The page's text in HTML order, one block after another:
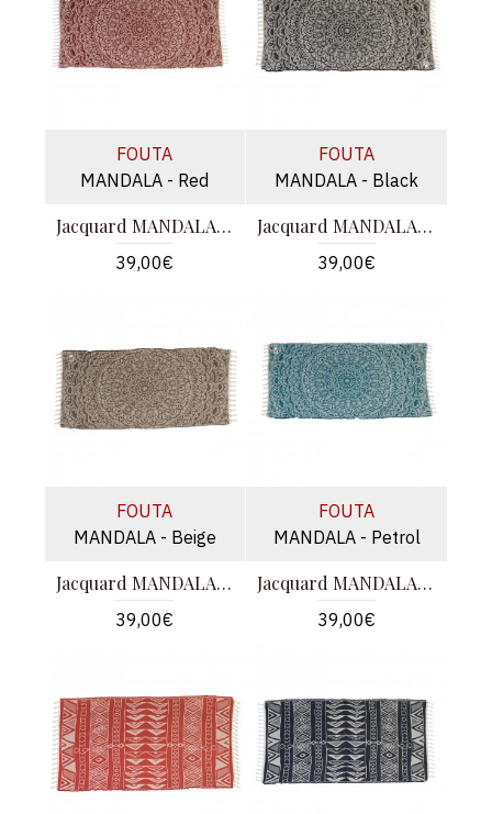
FOUTA
MANDALA - Red
Jacquard MANDALA - Κόκκινο
39,00€
FOUTA
MANDALA - Black
Jacquard MANDALA - Μαύρο
39,00€
FOUTA
MANDALA - Beige
Jacquard MANDALA - Μπεζ
39,00€
FOUTA
MANDALA - Petrol
Jacquard MANDALA - Πετρόλ
39,00€